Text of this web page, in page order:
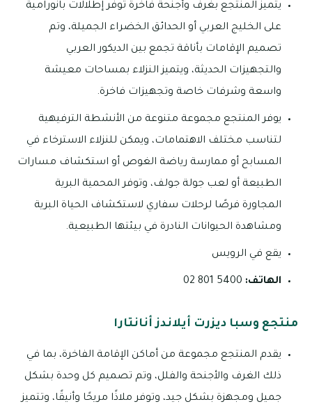
يتميز المنتجع بغرف وأجنحة فاخرة توفر إطلالات بانورامية
على الخليج العربي أو الحدائق الخضراء الجميلة، وتم
تصميم الإقامات بأناقة تجمع بين الديكور العربي
والتجهيزات الحديثة، ويتميز النزلاء بمساحات معيشة
واسعة وشرفات خاصة وتجهيزات فاخرة.
يوفر المنتجع مجموعة متنوعة من الأنشطة الترفيهية
لتناسب مختلف الاهتمامات، ويمكن للنزلاء الاسترخاء في
المسابح أو ممارسة رياضة الغوص أو استكشاف مسارات
الطبيعة أو لعب جولة جولف، وتوفر المحمية البرية
المجاورة فرصًا لرحلات سفاري لاستكشاف الحياة البرية
ومشاهدة الحيوانات النادرة في بيئتها الطبيعية.
يقع في الرويس
الهاتف:
منتجع وسبا ديزرت أيلاندز أنانتارا
يقدم المنتجع مجموعة من أماكن الإقامة الفاخرة، بما في
ذلك الغرف والأجنحة والفلل، وتم تصميم كل وحدة بشكل
جميل ومجهزة بشكل جيد، وتوفر ملاذًا مريحًا وأنيقًا، وتتميز